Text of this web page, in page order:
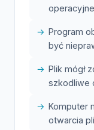
Program
być
Plik mógł
szkodliwe
Komputer
otwarcia